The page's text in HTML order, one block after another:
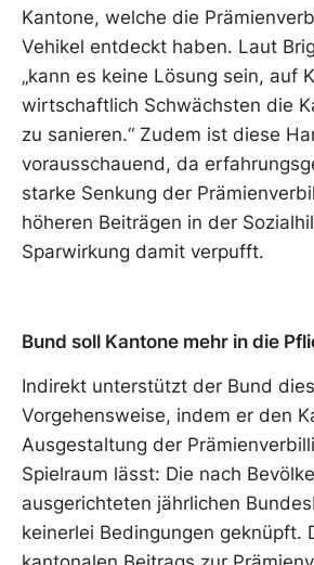
Kantone, welche die
Vehikel entdeckt haben. Laut
„kann es keine Lösung sein, auf
wirtschaftlich Schwächsten die
zu sanieren.“ Zudem ist diese
vorausschauend, da
starke Senkung der
höheren Beiträgen in der
Sparwirkung damit verpufft.
Bund soll Kantone mehr in die
Indirekt unterstützt der Bund
Vorgehensweise, indem er den
Ausgestaltung der
Spielraum lässt: Die nach
ausgerichteten jährlichen
keinerlei Bedingungen geknüpft.